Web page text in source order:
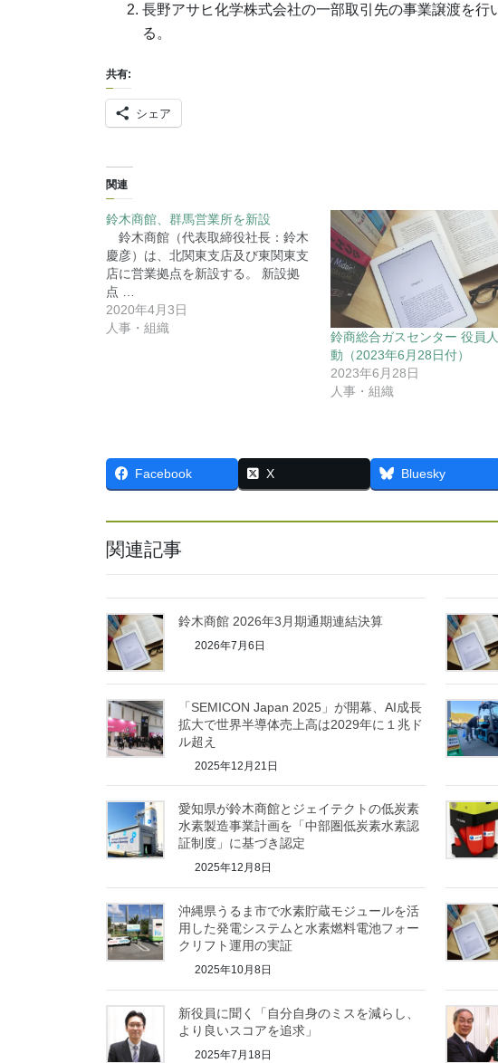
長野アサヒ化学株式会社の一部取引先の事業譲渡を行
る。
共有:
シェア
関連
鈴木商館、群馬営業所を新設
鈴木商館（代表取締役社長：鈴木
慶彦）は、北関東支店及び東関東支
店に営業拠点を新設する。 新設拠
点 …
2020年4月3日
人事・組織
鈴商総合ガスセンター 役員
動（2023年6月28日付）
2023年6月28日
人事・組織
Facebook X Bluesky
関連記事
鈴木商館 2026年3月期通期連結決算
2026年7月6日
「SEMICON Japan 2025」が開幕、AI成長
拡大で世界半導体売上高は2029年に１兆ド
ル超え
2025年12月21日
愛知県が鈴木商館とジェイテクトの低炭素
水素製造事業計画を「中部圏低炭素水素認
証制度」に基づき認定
2025年12月8日
沖縄県うるま市で水素貯蔵モジュールを活
用した発電システムと水素燃料電池フォー
クリフト運用の実証
2025年10月8日
新役員に聞く「自分自身のミスを減らし、
より良いスコアを追求」
2025年7月18日